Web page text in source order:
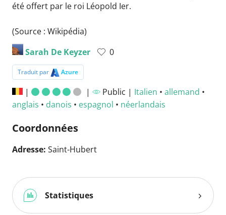
été offert par le roi Léopold Ier.
(Source : Wikipédia)
Sarah De Keyzer
0
Traduit par Azure
| | Public | Italien • allemand •
anglais • danois • espagnol • néerlandais
Coordonnées
Adresse: Saint-Hubert
Statistiques